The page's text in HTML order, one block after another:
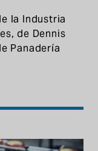
la Industria
de Dennis
Panadería